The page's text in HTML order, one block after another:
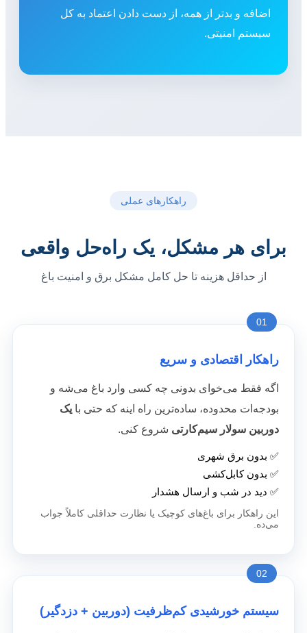
اضافه و بدتر از همه، از دست دادن اعتماد به کل
سیستم امنیتی.
راهکارهای عملی
برای هر مشکل، یک راه‌حل واقعی
از حداقل هزینه تا حل کامل مشکل برق و امنیت باغ
01
راهکار اقتصادی و سریع
اگه فقط می‌خوای بدونی چه کسی وارد باغ می‌شه و
بودجه‌ات محدوده، ساده‌ترین راه اینه که حتی با یک
دوربین سولار سیم‌کارتی شروع کنی.
✅ بدون برق شهری
✅ بدون کابل‌کشی
✅ دید در شب و ارسال هشدار
این راهکار برای باغ‌های کوچیک یا نظارت حداقلی کاملاً جواب
می‌ده.
02
سیستم خورشیدی کم‌ظرفیت (دوربین + دزدگیر)